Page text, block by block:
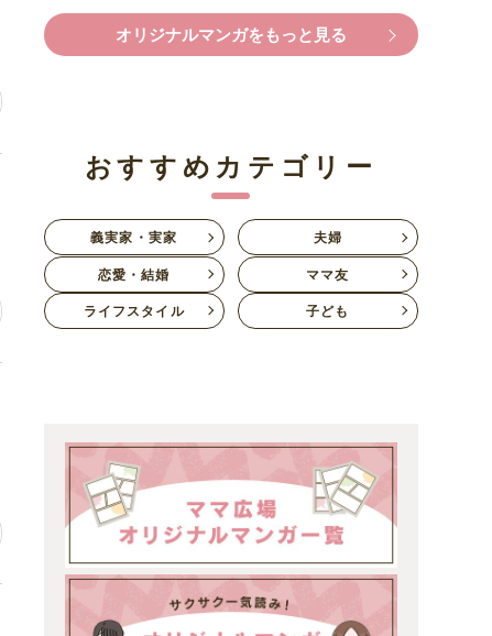
オリジナルマンガをもっと見る
おすすめカテゴリー
義実家・実家
夫婦
恋愛・結婚
ママ友
ライフスタイル
子ども